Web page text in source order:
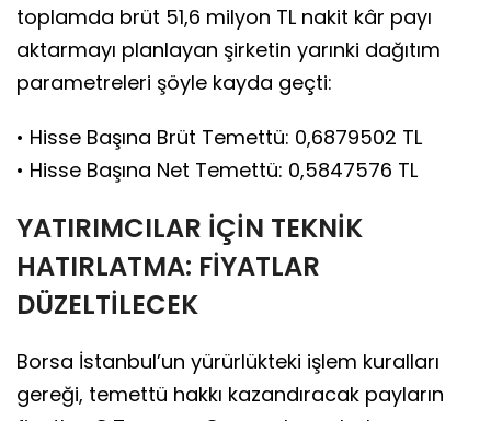
toplamda brüt 51,6 milyon TL nakit kâr payı
aktarmayı planlayan şirketin yarınki dağıtım
parametreleri şöyle kayda geçti:
• Hisse Başına Brüt Temettü: 0,6879502 TL
• Hisse Başına Net Temettü: 0,5847576 TL
YATIRIMCILAR İÇİN TEKNİK
HATIRLATMA: FİYATLAR
DÜZELTİLECEK
Borsa İstanbul’un yürürlükteki işlem kuralları
gereği, temettü hakkı kazandıracak payların